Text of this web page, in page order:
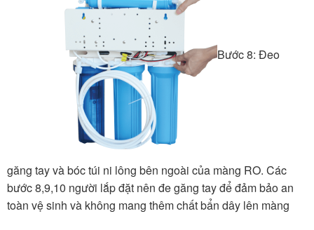
Bước 8: Đeo
găng tay và bóc túi ni lông bên ngoài của màng RO. Các
bước 8,9,10 người lắp đặt nên đe găng tay để đảm bảo an
toàn vệ sinh và không mang thêm chất bẩn dây lên màng